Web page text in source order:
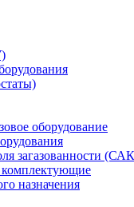
оборудование
загазованности
комплектующие
назначения